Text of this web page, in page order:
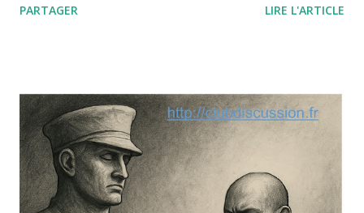
en insérant la dignité de la personne humaine à la liste des
de ces principes dégagés par la jurisprudence
administrative ou constitutionnelle. Le paradoxe de cette
affaire est le suivant : le nain était parfaitement consentant
et c’est sa dignité qu’il mettait en avant à l’appui de sa
requête contre l’arrêté municipal : selon lui, ce travail lui
PARTAGER LIRE L'ARTICLE